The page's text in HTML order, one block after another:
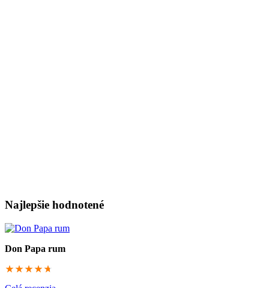
Najlepšie hodnotené
Don Papa rum
94.3333333333